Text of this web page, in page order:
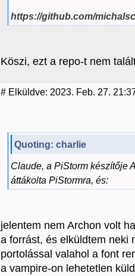
https://github.com/
Köszi, ezt a repo-t nem
# Elküldve: 2023. Feb. 27.
Quoting: charlie
Claude, a PiStorm készítője
áttákolta PiStormra, és:
jelentem nem Archon volt
a forrást, és elküldtem neki
portolással valahol a font
a vampire-on lehetetlen